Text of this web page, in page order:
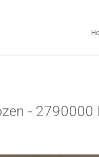
- 2790000